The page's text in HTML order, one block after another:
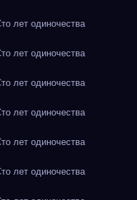
лет одиночества
лет одиночества
лет одиночества
лет одиночества
лет одиночества
лет одиночества